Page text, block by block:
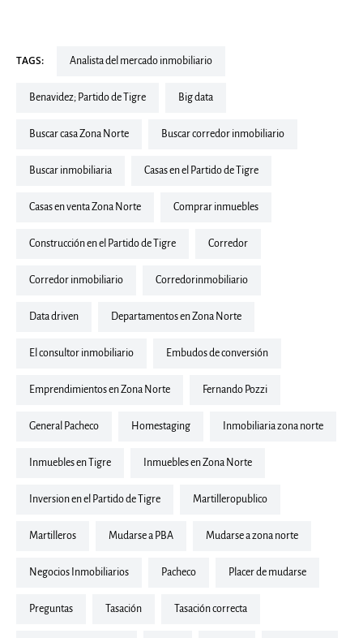
TAGS: Analista del mercado inmobiliario
Benavidez; Partido de Tigre Big data
buscar casa Zona Norte Buscar corredor inmobiliario
buscar inmobiliaria Casas en el Partido de Tigre
Casas en venta Zona Norte Comprar inmuebles
Construcción en el Partido de Tigre corredor
corredor inmobiliario corredorinmobiliario
Data driven departamentos en Zona Norte
El consultor inmobiliario embudos de conversión
Emprendimientos en Zona Norte Fernando Pozzi
General Pacheco Homestaging inmobiliaria zona norte
inmuebles en Tigre inmuebles en Zona Norte
Inversion en el Partido de Tigre martilleropublico
Martilleros Mudarse a PBA mudarse a zona norte
Negocios Inmobiliarios Pacheco placer de mudarse
preguntas tasación tasación correcta